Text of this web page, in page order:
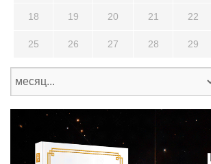
18 19 20 21 22
25 26 27 28 29